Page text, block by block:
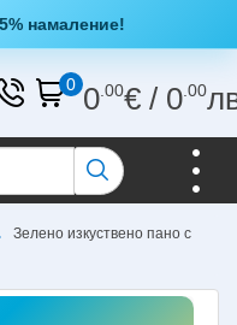
намаление!
0 0.00€/ 0.00
Зелено изкуствено пано с